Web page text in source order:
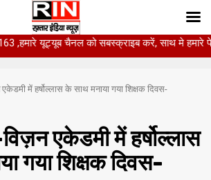
चैनल को सबस्क्राइब करें, साथ मे हमारे फेसबुक को
में हर्षोल्लास के साथ मनाया गया शिक्षक दिवस-
एकेडमी में हर्षोल्लास
गया शिक्षक दिवस-